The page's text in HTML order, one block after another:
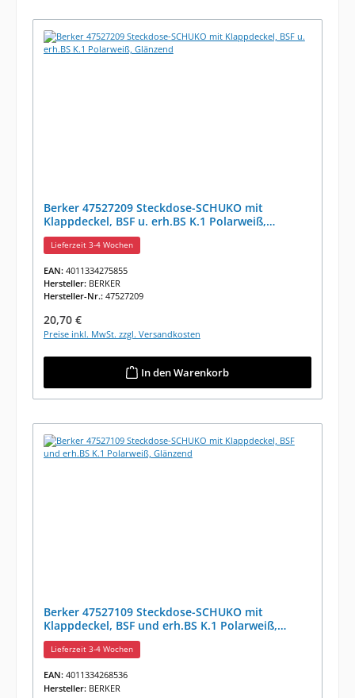
Berker 47527209 Steckdose-SCHUKO mit
Klappdeckel, BSF u. erh.BS K.1 Polarweiß,
Glänzend
Lieferzeit 3-4 Wochen
EAN: 4011334275855
Hersteller: BERKER
Hersteller-Nr.: 47527209
Regulärer Preis:
20,70 €
Preise inkl. MwSt. zzgl. Versandkosten
In den Warenkorb
Berker 47527109 Steckdose-SCHUKO mit
Klappdeckel, BSF und erh.BS K.1 Polarweiß,
Glänzend
Lieferzeit 3-4 Wochen
EAN: 4011334268536
Hersteller: BERKER